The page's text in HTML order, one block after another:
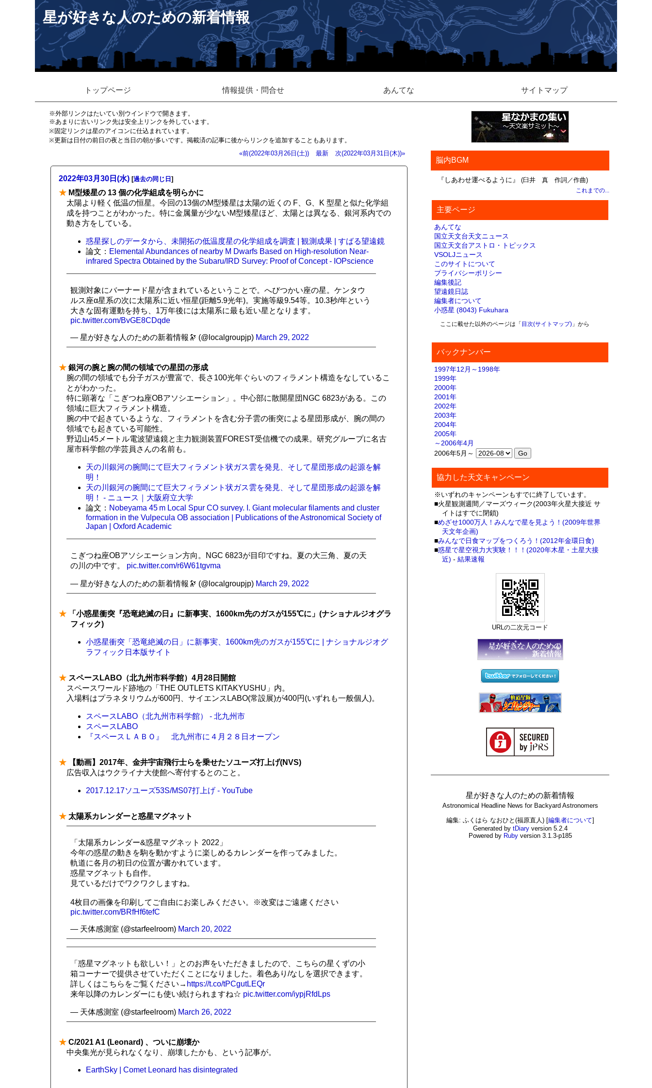
星が好きな人のための新着情報
トップページ 情報提供・問合せ あんてな サイトマップ
※外部リンクはたいてい別ウインドウで開きます。
※あまりに古いリンク先は安全上リンクを外しています。
※固定リンクは星のアイコンに仕込まれています。
※更新は日付の前日の夜と当日の朝が多いです。掲載済の記事に後からリンクを追加することもあります。
«前(2022年03月26日(土))
最新 次(2022年03月31日(木))»
2022年03月30日(水) [過去の同じ日 ]
★ M型矮星の 13 個の化学組成を明らかに
太陽より軽く低温の恒星。今回の13個のM型矮星は太陽の近くの F、G、K 型星と似た化学組
成を持つことがわかった。特に金属量が少ないM型矮星ほど、太陽とは異なる、銀河系内での
動き方をしている。
惑星探しのデータから、未開拓の低温度星の化学組成を調査 | 観測成果 | すばる望遠鏡
論文： Elemental Abundances of nearby M Dwarfs Based on High-resolution Near-
infrared Spectra Obtained by the Subaru/IRD Survey: Proof of Concept - IOPscience
観測対象にバーナード星が含まれているということで。へびつかい座の星。ケンタウ
ルス座α星系の次に太陽系に近い恒星(距離5.9光年)。実施等級9.54等。10.3秒/年という
大きな固有運動を持ち、1万年後には太陽系に最も近い星となります。
pic.twitter.com/BvGE8CDqde
— 星が好きな人のための新着情報🔭 (@localgroupjp) March 29, 2022
★ 銀河の腕と腕の間の領域での星団の形成
腕の間の領域でも分子ガスが豊富で、長さ100光年ぐらいのフィラメント構造をなしているこ
とがわかった。
特に顕著な「こぎつね座OBアソシエーション」。中心部に散開星団NGC 6823がある。この
領域に巨大フィラメント構造。
腕の中で起きているような、フィラメントを含む分子雲の衝突による星団形成が、腕の間の
領域でも起きている可能性。
野辺山45メートル電波望遠鏡と主力観測装置FOREST受信機での成果。研究グループに名古
屋市科学館の学芸員さんの名前も。
天の川銀河の腕間にて巨大フィラメント状ガス雲を発見、そして星団形成の起源を解
明！
天の川銀河の腕間にて巨大フィラメント状ガス雲を発見、そして星団形成の起源を解
明！ - ニュース｜大阪府立大学
論文： Nobeyama 45 m Local Spur CO survey. I. Giant molecular filaments and cluster
formation in the Vulpecula OB association | Publications of the Astronomical Society of
Japan | Oxford Academic
こぎつね座OBアソシエーション方向。NGC 6823が目印ですね。夏の大三角、夏の天
の川の中です。 pic.twitter.com/r6W61tgvma
— 星が好きな人のための新着情報🔭 (@localgroupjp) March 29, 2022
★ 「小惑星衝突『恐竜絶滅の日』に新事実、1600km先のガスが155℃に」(ナショナルジオグラ
フィック)
小惑星衝突「恐竜絶滅の日」に新事実、1600km先のガスが155℃に | ナショナルジオグ
ラフィック日本版サイト
★ スペースLABO（北九州市科学館）4月28日開館
スペースワールド跡地の「THE OUTLETS KITAKYUSHU」内。
入場料はプラネタリウムが600円、サイエンスLABO(常設展)が400円(いずれも一般個人)。
スペースLABO（北九州市科学館） - 北九州市
スペースLABO
『スペースＬＡＢＯ』 北九州市に４月２８日オープン
★ 【動画】2017年、金井宇宙飛行士らを乗せたソユーズ打上げ(NVS)
広告収入はウクライナ大使館へ寄付するとのこと。
2017.12.17ソユーズ53S/MS07打上げ - YouTube
★ 太陽系カレンダーと惑星マグネット
「太陽系カレンダー&惑星マグネット 2022」
今年の惑星の動きを駒を動かすように楽しめるカレンダーを作ってみました。
軌道に各月の初日の位置が書かれています。
惑星マグネットも自作。
見ているだけでワクワクしますね。
4枚目の画像を印刷してご自由にお楽しみください。※改変はご遠慮ください
pic.twitter.com/BRfHf6tefC
— 天体感測室 (@starfeelroom) March 20, 2022
「惑星マグネットも欲しい！」とのお声をいただきましたので、こちらの星くずの小
箱コーナーで提供させていただくことになりました。着色あり/なしを選択できます。
詳しくはこちらをご覧ください→ https://t.co/tPCgutLEQr
来年以降のカレンダーにも使い続けられますね☆ pic.twitter.com/iypjRfdLps
— 天体感測室 (@starfeelroom) March 26, 2022
★ C/2021 A1 (Leonard) 、ついに崩壊か
中央集光が見られなくなり、崩壊したかも、という記事が。
EarthSky | Comet Leonard has disintegrated
脳内BGM
『しあわせ運べるように』 (臼井 真 作詞／作曲)
これまでの...
主要ページ
あんてな
国立天文台天文ニュース
国立天文台アストロ・トピックス
VSOLJニュース
このサイトについて
プライバシーポリシー
編集後記
望遠鏡日誌
編集者について
小惑星 (8043) Fukuhara
ここに載せた以外のページは「 目次(サイトマップ)」から
バックナンバー
1997年12月～1998年
1999年
2000年
2001年
2002年
2003年
2004年
2005年
～2006年4月
2006年5月～
協力した天文キャンペーン
※いずれのキャンペーンもすでに終了しています。
■火星観測週間／マーズウィーク(2003年火星大接近 サ
イトはすでに閉鎖)
■めざせ1000万人！みんなで星を見よう！(2009年世界
天文年企画)
■みんなで日食マップをつくろう！(2012年金環日食)
■惑星で星空視力大実験！！！(2020年木星・土星大接
近) -結果速報
URLの二次元コード
星が好きな人のための新着情報
Astronomical Headline News for Backyard Astronomers
編集: ふくはら なおひと(福原直人) [編集者について]
Generated by tDiaryversion 5.2.4
Powered by Rubyversion 3.1.3-p185